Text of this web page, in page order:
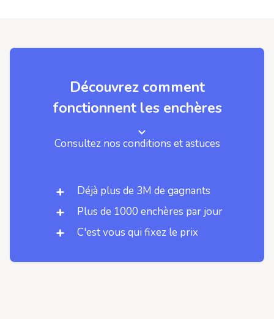
Découvrez comment
fonctionnent les enchères
Consultez nos conditions et astuces
Déjà plus de 3M de gagnants
Plus de 1000 enchères par jour
C'est vous qui fixez le prix